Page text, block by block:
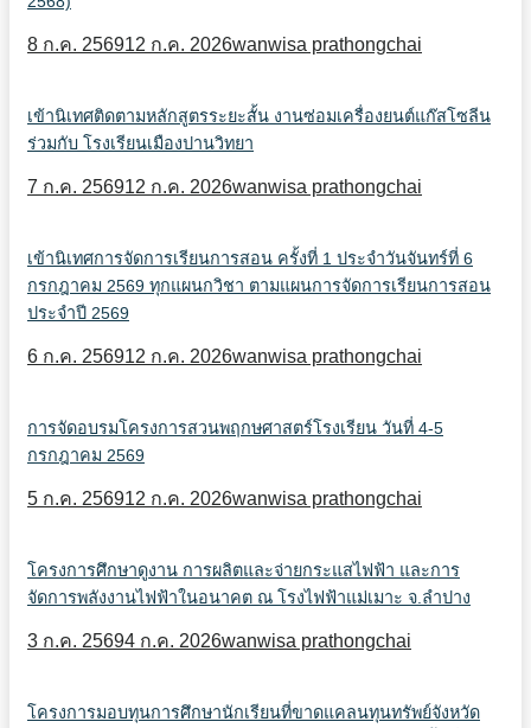
8 ก.ค. 256912 ก.ค. 2026wanwisa prathongchai
เข้านิเทศติดตามหลักสูตรระยะสั้น งานซ่อมเครื่องยนต์แก๊สโซลีน
ร่วมกับ โรงเรียนเมืองปานวิทยา
7 ก.ค. 256912 ก.ค. 2026wanwisa prathongchai
เข้านิเทศการจัดการเรียนการสอน ครั้งที่ 1 ประจำวันจันทร์ที่ 6
กรกฎาคม 2569 ทุกแผนกวิชา ตามแผนการจัดการเรียนการสอน
ประจำปี 2569
6 ก.ค. 256912 ก.ค. 2026wanwisa prathongchai
การจัดอบรมโครงการสวนพฤกษศาสตร์โรงเรียน วันที่ 4-5
กรกฎาคม 2569
5 ก.ค. 256912 ก.ค. 2026wanwisa prathongchai
โครงการศึกษาดูงาน การผลิตและจ่ายกระแสไฟฟ้า และการ
จัดการพลังงานไฟฟ้าในอนาคต ณ โรงไฟฟ้าแม่เมาะ จ.ลำปาง
3 ก.ค. 25694 ก.ค. 2026wanwisa prathongchai
โครงการมอบทุนการศึกษานักเรียนที่ขาดแคลนทุนทรัพย์จังหวัด